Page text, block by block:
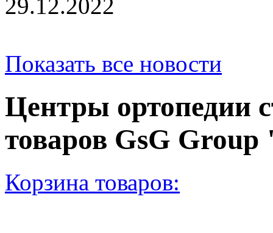
29.12.2022
Показать все новости
Центры ортопедии
товаров GsG
Корзина товаров: